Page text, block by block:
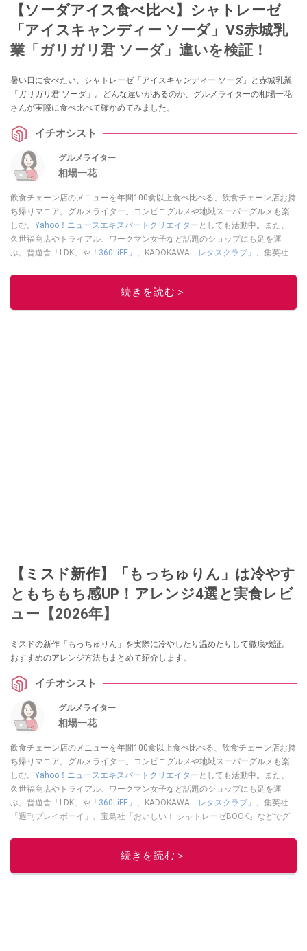
【ソーダアイス食べ比べ】シャトレーゼ
「アイスキャンディー ソーダ」VS赤城乳
業「ガリガリ君 ソーダ」違いを検証！
暑い日に食べたい、シャトレーゼ「アイスキャンディー ソーダ」と赤城乳業
「ガリガリ君 ソーダ」。どんな違いがあるのか、グルメライターの相場一花
さんが実際に食べ比べて確かめてみました。
イチオシスト
グルメライター
相場一花
飲食チェーン店のメニューを年間100食以上食べ比べる、飲食チェーン店お持
ち帰りマニア。グルメライター。コンビニグルメや地域スーパーグルメも楽
しむ。 Yahoo！ニュースエキスパートクリエイター としても活動中。また、
久世福商店やトライアル、ワークマン女子など話題のショップにも足を運
ぶ。晋遊舎「LDK」や 「360LiFE」 、KADOKAWA 「レタスクラブ」
、集英社
ルメライター、食の専門家として出演実績あり。
続きを読む＞
【ミスド新作】「もっちゅりん」は冷やす
ともちもち感UP！アレンジ4選と実食レビ
ュー【2026年】
ミスドの新作「もっちゅりん」を実際に冷やしたり温めたりして徹底検証。
おすすめのアレンジ方法もまとめて紹介します。
イチオシスト
グルメライター
相場一花
飲食チェーン店のメニューを年間100食以上食べ比べる、飲食チェーン店お持
ち帰りマニア。グルメライター。コンビニグルメや地域スーパーグルメも楽
しむ。 Yahoo！ニュースエキスパートクリエイター としても活動中。また、
久世福商店やトライアル、ワークマン女子など話題のショップにも足を運
ぶ。晋遊舎「LDK」や 「360LiFE」 、KADOKAWA 「レタスクラブ」
、集英社
「週刊プレイボーイ」、宝島社「おいしい！ シャトレーゼBOOK」などでグ
このイチオシストの他の記事を読む
続きを読む＞